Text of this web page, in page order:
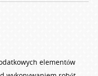
elementów